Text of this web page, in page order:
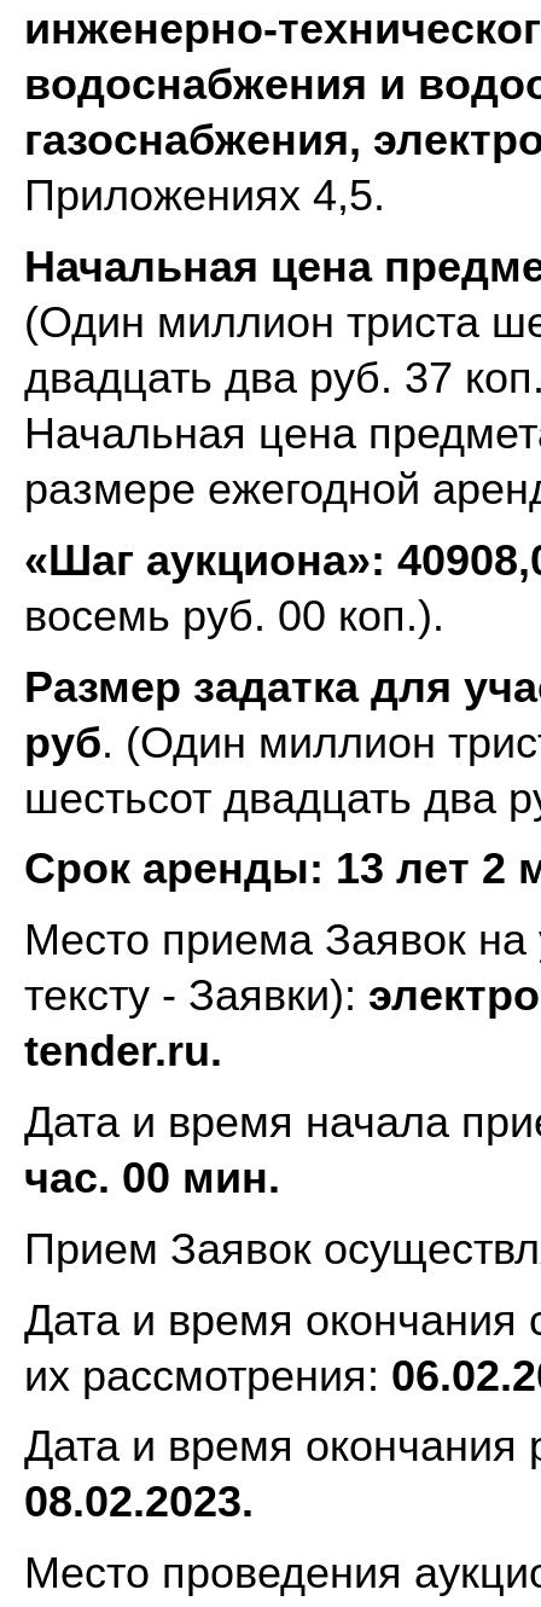
инженерно-
водоснабжения и
газоснабжения,
Приложениях 4,5.
Начальная цена
(Один миллион триста
двадцать два руб. 37
Начальная цена
размере ежегодной
«Шаг аукциона»:
восемь руб. 00 коп.).
Размер задатка для
руб. (Один миллион
шестьсот двадцать два
Срок аренды: 13 лет 2
Место приема Заявок на
тексту - Заявки):
tender.ru.
Дата и время начала
час. 00 мин.
Прием Заявок
Дата и время окончания
их рассмотрения:
Дата и время окончания
08.02.2023.
Место проведения